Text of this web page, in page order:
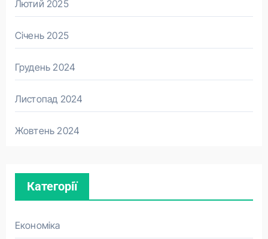
Лютий 2025
Січень 2025
Грудень 2024
Листопад 2024
Жовтень 2024
Категорії
Економіка